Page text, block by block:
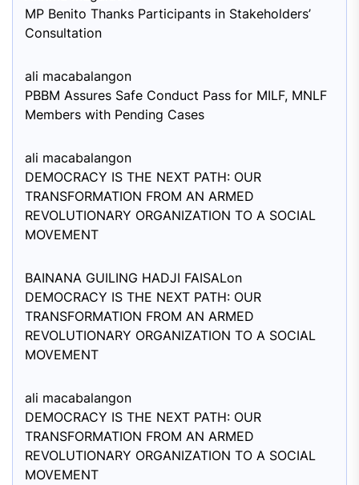
MP Benito Thanks Participants in Stakeholders’
Consultation
ali macabalangon
PBBM Assures Safe Conduct Pass for MILF, MNLF
Members with Pending Cases
ali macabalangon
DEMOCRACY IS THE NEXT PATH: OUR
TRANSFORMATION FROM AN ARMED
REVOLUTIONARY ORGANIZATION TO A SOCIAL
MOVEMENT
BAINANA GUILING HADJI FAISALon
DEMOCRACY IS THE NEXT PATH: OUR
TRANSFORMATION FROM AN ARMED
REVOLUTIONARY ORGANIZATION TO A SOCIAL
MOVEMENT
ali macabalangon
DEMOCRACY IS THE NEXT PATH: OUR
TRANSFORMATION FROM AN ARMED
REVOLUTIONARY ORGANIZATION TO A SOCIAL
MOVEMENT